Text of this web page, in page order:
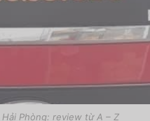
Phòng: review từ A – Z